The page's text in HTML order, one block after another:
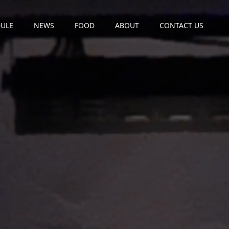
NEWS FOOD ABOUT CONTACT US